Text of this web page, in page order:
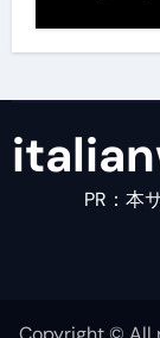
PR：本